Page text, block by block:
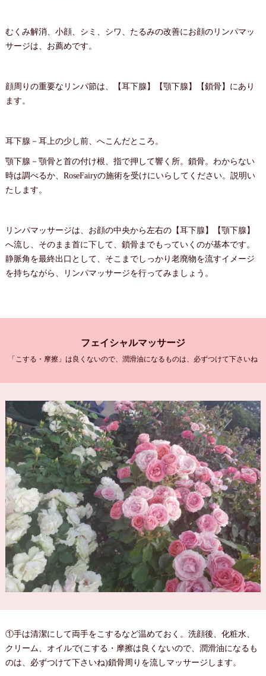
むくみ解消、小顔、シミ、シワ、たるみの改善にお顔のリンパマッ
サージは、お薦めです。
顔周りの重要なリンパ節は、【耳下腺】【顎下腺】【鎖骨】にあり
ます。
耳下腺－耳上の少し前、へこんだところ。
顎下腺－顎骨と首の付け根、指で押して響く所。鎖骨。わからない
時は調べるか、RoseFairyの施術を受けにいらしてください。説明い
たします。
リンパマッサージは、お顔の中央から左右の【耳下腺】【顎下腺】
へ流し、そのまま首に下して、鎖骨までもっていくのが基本です。
静脈角を最終出口として、そこまでしっかり老廃物を流すイメージ
を持ちながら、リンパマッサージを行ってみましょう。
フェイシャルマッサージ
「こする・摩擦」は良くないので、潤滑油になるものは、必ずつけて下さいね
①手は清潔にして両手をこするなど温めておく。洗顔後、化粧水、
クリーム、オイルで(こする・摩擦は良くないので、潤滑油になるも
のは、必ずつけて下さいね)鎖骨周りを流しマッサージします。